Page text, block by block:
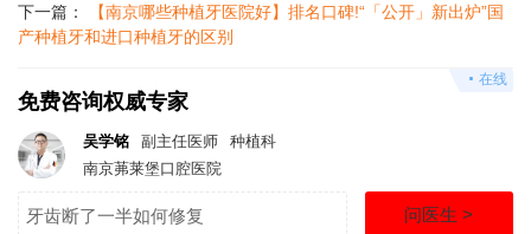
会有些肿胀和疼痛，此时应尽量避免热饮和硬食物，以免加重不适
养，同时还要避免使用吸管，以免牵引到手术部位。
的米饭或面条、软炖肉等。这些食物容易咀嚼和消化，减轻对手术
部位的压力和不适感。切忌食用坚硬或粘性的食物，如坚果、硬
果、口香糖等，以免引起牙齿移位或干扰术后复合。
下一篇：
【南京哪些种植牙医院好】排名口碑!“「公开」新出炉”国
产种植牙和进口种植牙的区别
. 在线
免费咨询权威专家
吴学铭 副主任医师
种植科
南京茀莱堡口腔医院
牙齿断了一半如何修复 问医生 >